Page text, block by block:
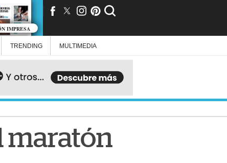
IMPRESA
TRENDING MULTIMEDIA
maratón